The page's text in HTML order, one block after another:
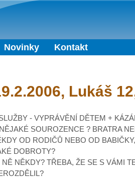
Novinky Kontakt
Lukáš
- VYPRÁVĚNÍ DĚTEM +
SOUROZENCE ? BRATRA
OD RODIČŮ NEBO OD
DOBROTY?
NĚKDY? TŘEBA, ŽE SE S VÁMI